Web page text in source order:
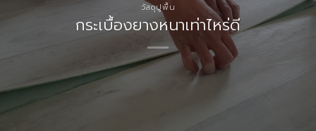
วัสดุปูพื้น
กระเบื้องยางหนาเท่าไหร่ดี